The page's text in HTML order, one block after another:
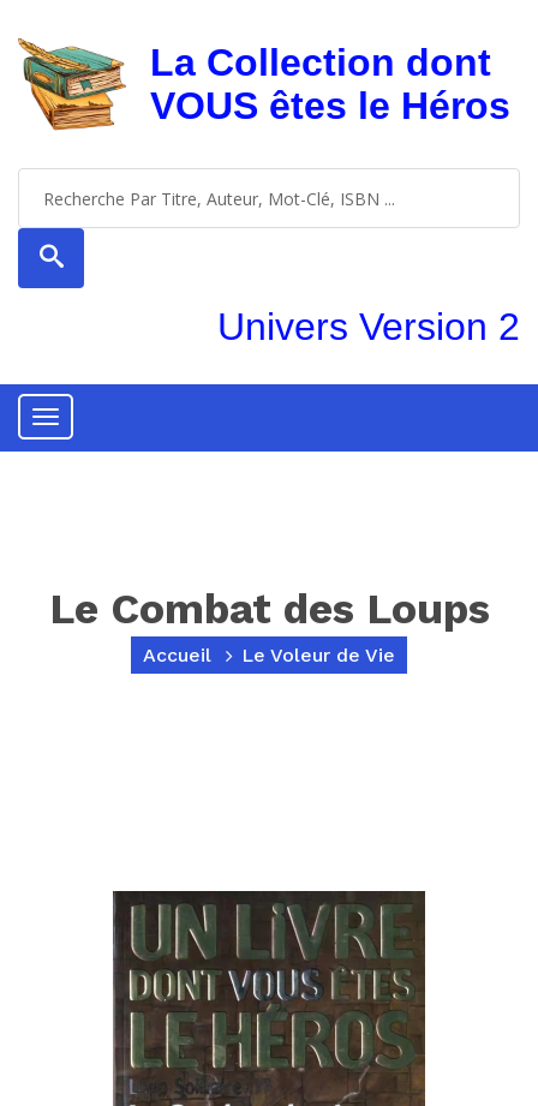
La Collection dont
VOUS êtes le Héros
Univers Version 2
Toggle
Le Combat des Loups
Accueil Le Voleur de Vie